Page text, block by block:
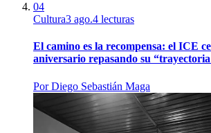
04
Cultura3 ago.4 lecturas
El camino es la recompensa: el ICE
aniversario repasando su
PorDiego Sebastián Maga